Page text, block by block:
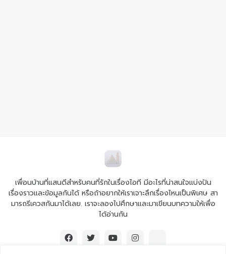
เพื่อนบ้านที่แสนดีสำหรับคนที่รักในเรื่องไอที มีอะไรที่น่าสนใจแบ่งปัน
เรื่องราวและข้อมูลกันได้ หรือถ้าอยากให้เราเจาะลึกเรื่องไหนเป็นพิเศษ สา
มารถรีเควสกันมาได้เลย. เราจะลองไปศึกษาและมาเขียนบทความให้เพื่อ
ได้อ่านกัน